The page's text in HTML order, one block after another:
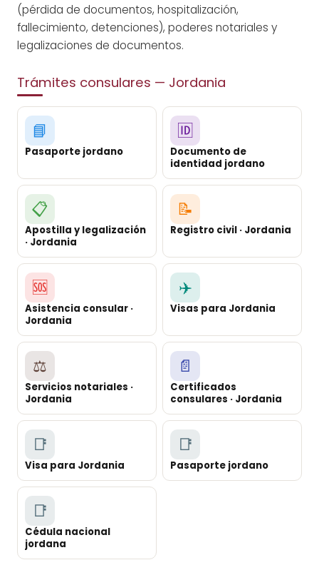
(pérdida de documentos, hospitalización,
fallecimiento, detenciones), poderes notariales y
legalizaciones de documentos.
Trámites consulares — Jordania
📘
Pasaporte jordano
🆔
Documento de
identidad jordano
📋
Apostilla y legalización
· Jordania
📝
Registro civil · Jordania
🆘
Asistencia consular ·
Jordania
✈️
Visas para Jordania
⚖️
Servicios notariales ·
Jordania
📄
Certificados
consulares · Jordania
📑
Visa para Jordania
📑
Pasaporte jordano
📑
Cédula nacional
jordana